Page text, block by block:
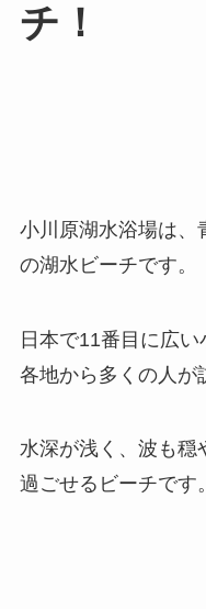
チ！
小川原湖水浴場は、
の湖水ビーチです。
日本で11番目に広
各地から多くの人が
水深が浅く、波も穏
過ごせるビーチです。